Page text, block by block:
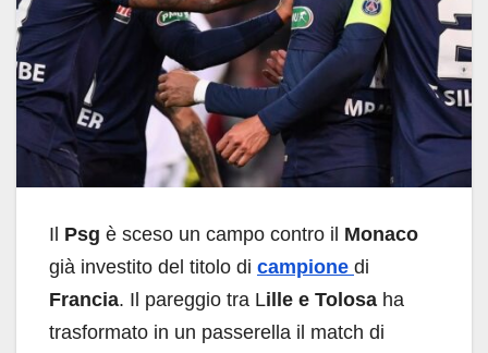
Il Psg è sceso un campo contro il Monaco
già investito del titolo di campione di
Francia. Il pareggio tra Lille e Tolosa ha
trasformato in un passerella il match di